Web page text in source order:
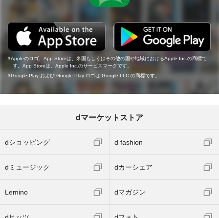
Appleのロゴ、App Storeは、米国もしくはその他の国や地域におけるApple Inc.の商標で
す。App Storeは、Apple Inc.のサービスマークです。
Google Play および Google Play ロゴは Google LLC の商標です。
dマーケットストア
dショッピング d fashion
dミュージック dカーシェア
Lemino dマガジン